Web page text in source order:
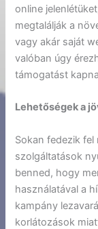
online
megtalálják a
vagy akár saját
valóban úgy
támogatást
Lehetőségek a
Sokan fedezik
szolgáltatások
benned, hogy
használatával a
kampány
korlátozások